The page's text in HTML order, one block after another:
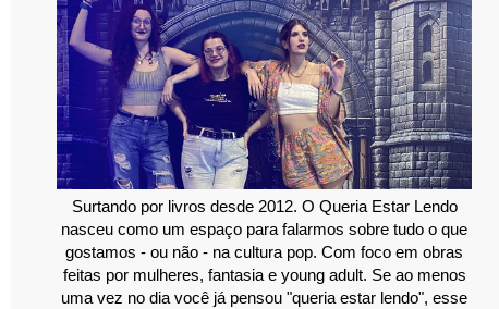
Surtando por livros desde 2012. O Queria Estar Lendo
nasceu como um espaço para falarmos sobre tudo o que
gostamos - ou não - na cultura pop. Com foco em obras
feitas por mulheres, fantasia e young adult. Se ao menos
uma vez no dia você já pensou "queria estar lendo", esse